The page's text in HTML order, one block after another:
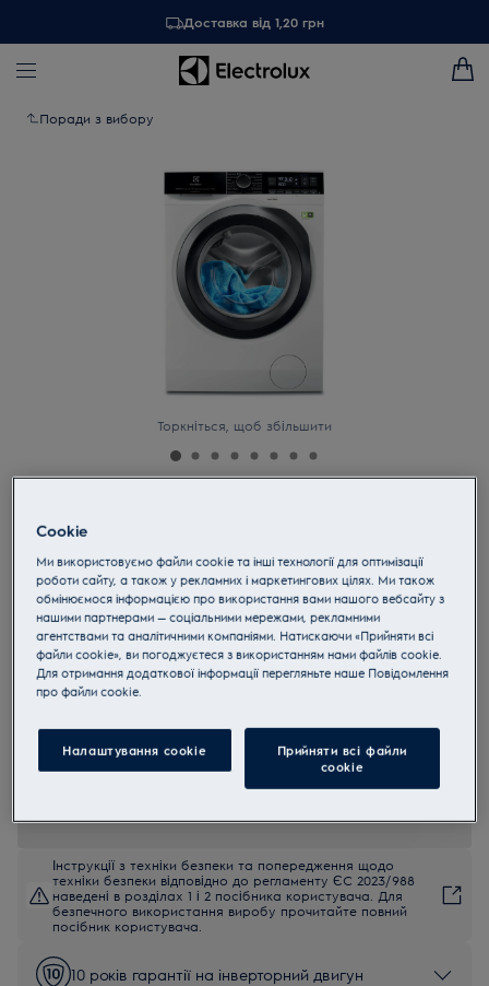
Доставка від 1,20 грн
Поради з вибору
Торкніться, щоб збільшити
PerfectCare 800 Фронтальна
пральна машина
4.4 (17)
EU керівництво
Переваги
Енергоефективність, час та догляд — ідеально збалансовані у
програмі UltraWash.
програмою UltraWash.
AutoDose означає інтелектуальне дозування миючого засобу для
збереження якості ваших улюблених бавовняних речей.
Інструкції з техніки безпеки та попередження щодо
техніки безпеки відповідно до регламенту ЄС 2023/988
наведені в розділах 1 і 2 посібника користувача. Для
безпечного використання виробу прочитайте повний
посібник користувача.
10 років гарантії на інверторний двигун
Cookie
Ми використовуємо файли cookie та інші технології для оптимізації
роботи сайту, а також у рекламних і маркетингових цілях. Ми також
обмінюємося інформацією про використання вами нашого вебсайту з
нашими партнерами — соціальними мережами, рекламними
агентствами та аналітичними компаніями. Натискаючи «Прийняти всі
файли cookie», ви погоджуєтеся з використанням нами файлів cookie.
Для отримання додаткової інформації перегляньте наше Пoвідомлення
прo файли cookie.
Налаштування cookie
Прийняти всі файли
сookie